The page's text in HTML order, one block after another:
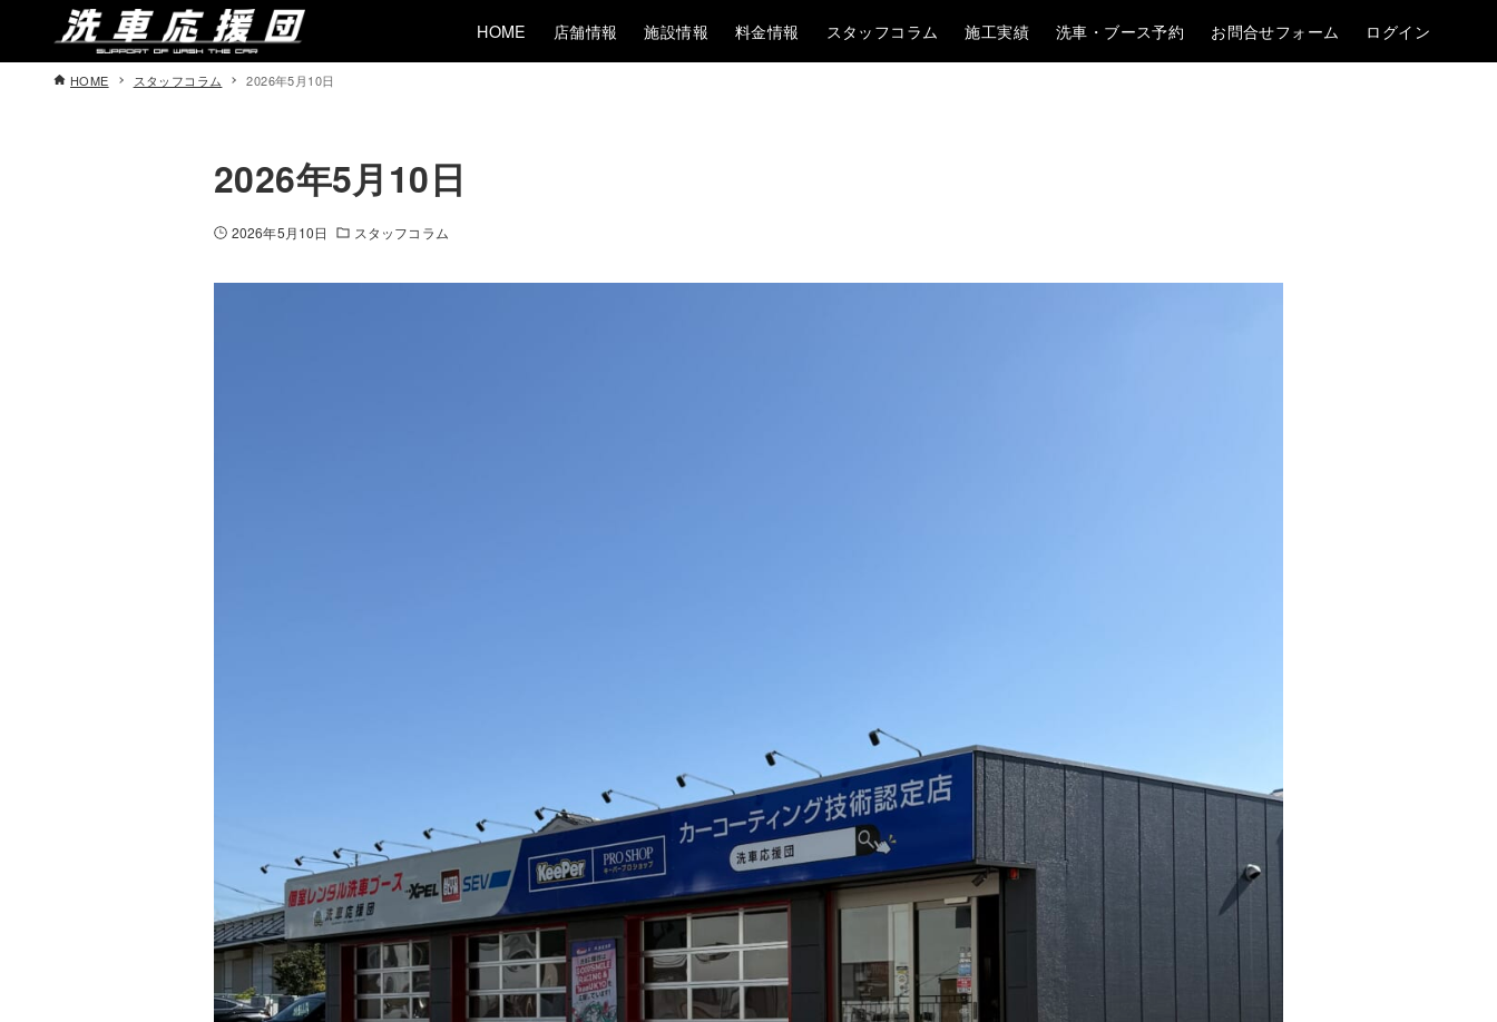
HOME 店舗情報 施設情報 料金情報 スタッフコラム 施工実績 洗車・ブース予約 お問合せフォーム ログイン
HOME スタッフコラム 2026年5月10日
2026年5月10日
2026年5月10日 スタッフコラム